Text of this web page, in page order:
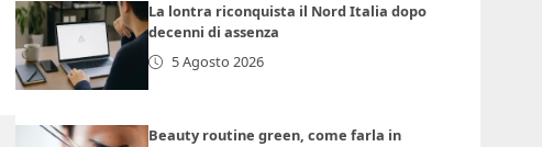
La lontra riconquista il Nord Italia dopo
decenni di assenza
5 Agosto 2026
Beauty routine green, come farla in